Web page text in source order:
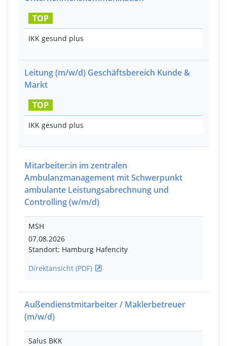
TOP
IKK gesund plus
Leitung(m/w/d) Geschäftsbereich Kunde &
Markt
TOP
IKK gesund plus
Mitarbeiter:in im zentralen
Ambulanzmanagement mit Schwerpunkt
ambulante Leistungsabrechnung und
Controlling(w/m/d)
MSH
07.08.2026
Standort: Hamburg Hafencity
Direktansicht (PDF)
Außendienstmitarbeiter / Maklerbetreuer
(m/w/d)
Salus BKK